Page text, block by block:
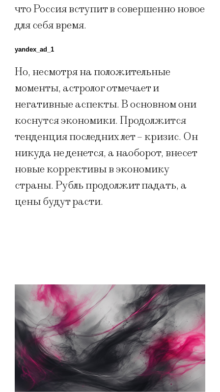
что Россия вступит в совершенно новое
для себя время.
yandex_ad_1
Но, несмотря на положительные
моменты, астролог отмечает и
негативные аспекты. В основном они
коснутся экономики. Продолжится
тенденция последних лет – кризис. Он
никуда не денется, а наоборот, внесет
новые коррективы в экономику
страны. Рубль продолжит падать, а
цены будут расти.